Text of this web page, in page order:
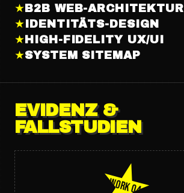
★B2B WEB-ARCHITEKTUR
★IDENTITÄTS-DESIGN
★HIGH-FIDELITY UX/UI
★SYSTEM SITEMAP
EVIDENZ &
FALLSTUDIEN
WORK 04